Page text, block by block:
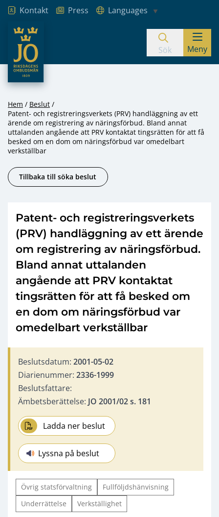
Hoppa till innehåll
Kontakt Press
Languages
JO – Riksdagens Ombudsmän
Sök Meny
Hem
Beslut
Patent- och registreringsverkets (PRV) handläggning av ett
ärende om registrering av näringsförbud. Bland annat
uttalanden angående att PRV kontaktat tingsrätten för att få
besked om en dom om näringsförbud var omedelbart
verkställbar
Tillbaka till söka beslut
Patent- och registreringsverkets
(PRV) handläggning av ett ärende
om registrering av näringsförbud.
Bland annat uttalanden
angående att PRV kontaktat
tingsrätten för att få besked om
en dom om näringsförbud var
omedelbart verkställbar
Beslutsdatum: 2001-05-02
Diarienummer: 2336-1999
Beslutsfattare:
Ämbetsberättelse: JO 2001/02 s. 181
Ladda ner beslut
Lyssna på beslut
Övrig statsförvaltning
Fullföljdshänvisning
Underrättelse
Verkställighet